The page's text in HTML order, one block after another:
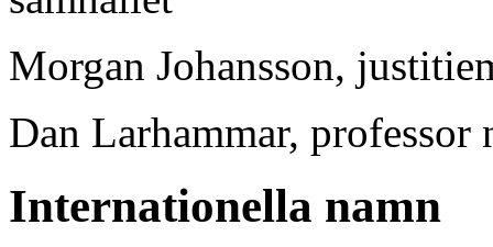
Morgan Johansson,
Dan Larhammar, professor
Internationella namn